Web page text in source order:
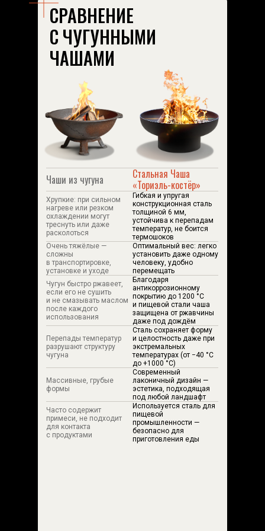
Чаши из чугуна Стальная Чаша
«Ториэль-костёр»
Хрупкие: при сильном
нагреве или резком
охлаждении могут
треснуть или даже
расколоться
Гибкая и упругая
конструкционная сталь
толщиной 6 мм,
устойчива к перепадам
температур, не боится
термошоков
Очень тяжёлые —
сложны
в транспортировке,
установке и уходе
Оптимальный вес: легко
установить даже одному
человеку, удобно
перемещать
Чугун быстро ржавеет,
если его не сушить
и не смазывать маслом
после каждого
использования
Благодаря
антикоррозионному
покрытию до 1200 °C
и пищевой стали чаша
защищена от ржавчины
даже под дождём
Перепады температур
разрушают структуру
чугуна
Сталь сохраняет форму
и целостность даже при
экстремальных
температурах (от −40 °C
до +1000 °C)
Массивные, грубые
формы
Современный
лаконичный дизайн —
эстетика, подходящая
под любой ландшафт
Часто содержит
примеси, не подходит
для контакта
с продуктами
Используется сталь для
пищевой
промышленности —
безопасно для
приготовления еды
СРАВНЕНИЕ
С ЧУГУННЫМИ
ЧАШАМИ